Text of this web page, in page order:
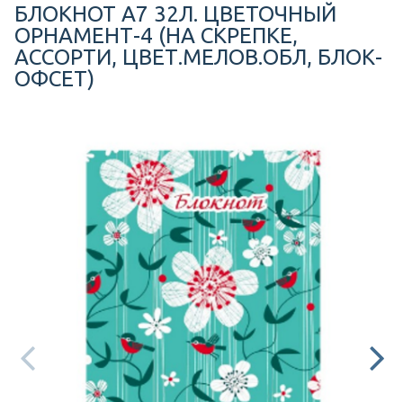
БЛОКНОТ А7 32Л. ЦВЕТОЧНЫЙ
ОРНАМЕНТ-4 (НА СКРЕПКЕ,
АССОРТИ, ЦВЕТ.МЕЛОВ.ОБЛ, БЛОК-
ОФСЕТ)